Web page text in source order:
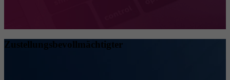
Zustellungsbevollmächtigter